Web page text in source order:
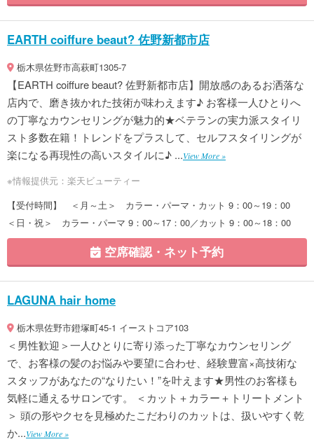
EARTH coiffure beaut? 佐野新都市店
栃木県佐野市高萩町1305-7
【EARTH coiffure beaut? 佐野新都市店】開放感のあるお洒落な
店内で、磨き抜かれた技術が味わえます♪ お客様一人ひとりへ
の丁寧なカウンセリングが魅力的★ベテランの実力派スタイリ
スト多数在籍！トレンドをプラスして、セルフスタイリングが
楽になる再現性の高いスタイルに♪ ...View More »
※情報提供元：楽天ビューティー
【受付時間】 ＜月～土＞ カラー・パーマ・カット 9：00～19：00
＜日・祝＞ カラー・パーマ 9：00～17：00／カット 9：00～18：00
空席確認・ネット予約
LAGUNA hair home
栃木県佐野市鐙塚町45-1 イーストコア103
＜男性歓迎＞一人ひとりに寄り添った丁寧なカウンセリング
で、お客様の髪のお悩みや要望に合わせ、経験豊富×高技術な
スタッフがあなたの“なりたい！”を叶えます★男性のお客様も
気軽に通えるサロンです。 ＜カット＋カラー＋トリートメント
＞ 頭の形やクセを見極めたこだわりのカットは、扱いやすく乾
か...View More »